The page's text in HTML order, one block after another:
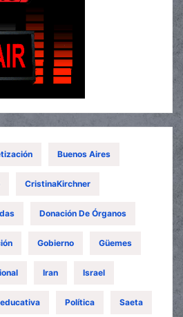
Buenos Aires
CristinaKirchner
Donación De Órganos
Gobierno Güemes
Iran Israel
Política Saeta